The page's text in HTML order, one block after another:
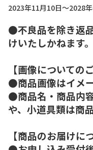
2023年11月10日～2028
●不良品を除き返
けいたしかねます。
【画像についての
●商品画像はイメー
●商品名・商品内
や、小道具類は商
【商品のお届けに